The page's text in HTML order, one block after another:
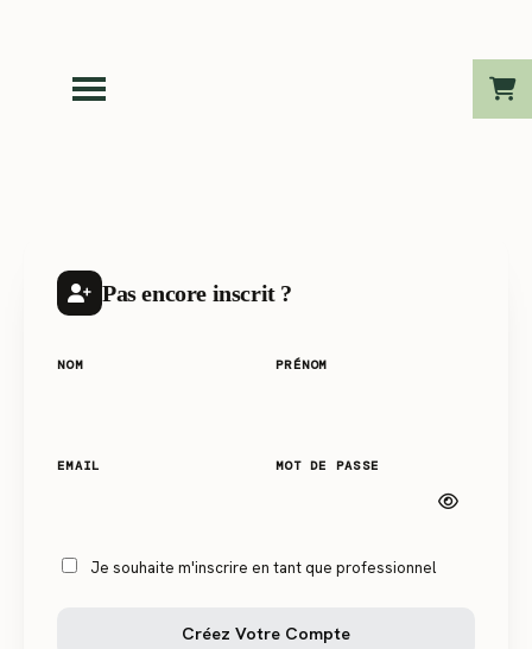
Pas encore inscrit ?
NOM PRÉNOM
EMAIL MOT DE PASSE
Je souhaite m'inscrire en tant que professionnel
Créez Votre Compte